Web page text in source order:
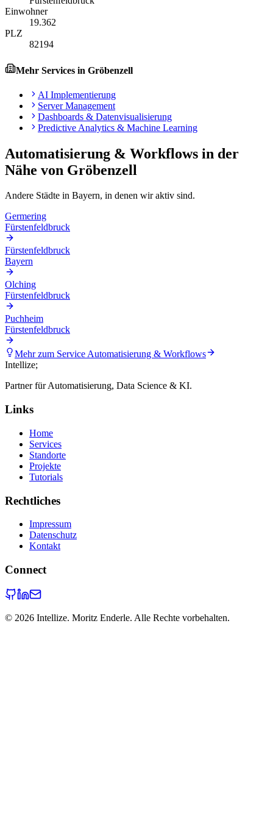
Einwohner
19.362
PLZ
82194
Mehr Services in Gröbenzell
AI Implementierung
Server Management
Dashboards & Datenvisualisierung
Predictive Analytics & Machine Learning
Automatisierung & Workflows in der
Nähe von Gröbenzell
Andere Städte in Bayern, in denen wir aktiv sind.
Germering
Fürstenfeldbruck
Fürstenfeldbruck
Bayern
Olching
Fürstenfeldbruck
Puchheim
Fürstenfeldbruck
Mehr zum ServiceAutomatisierung & Workflows
Intellize;
Partner für Automatisierung, Data Science & KI.
Links
Home
Services
Standorte
Projekte
Tutorials
Rechtliches
Impressum
Datenschutz
Kontakt
Connect
© 2026 Intellize. Moritz Enderle. Alle Rechte vorbehalten.